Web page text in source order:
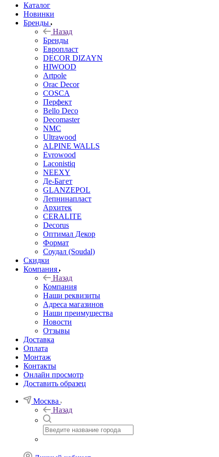
Каталог
Новинки
Бренды
Назад
Бренды
Европласт
DECOR DIZAYN
HIWOOD
Artpole
Orac Decor
COSCA
Перфект
Bello Deco
Decomaster
NMС
Ultrawood
ALPINE WALLS
Evrowood
Laconistiq
NEEXY
Де-Багет
GLANZEPOL
Лепнинапласт
Архитек
CERALITE
Decorus
Оптимал Декор
Формат
Соудал (Soudal)
Скидки
Компания
Назад
Компания
Наши реквизиты
Адреса магазинов
Наши преимущества
Новости
Отзывы
Доставка
Оплата
Монтаж
Контакты
Онлайн просмотр
Доставить образец
Москва
Назад